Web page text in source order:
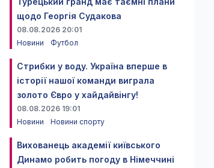
щодо Георгія Судакова
08.08.2026 20:01
Новини
Футбол
Стрибки у воду. Україна вперше в
історії нашої команди виграла
золото Євро у хайдайвінгу!
08.08.2026 19:01
Новини
Новини спорту
Вихованець академії київського
Динамо робить погоду в Німеччині